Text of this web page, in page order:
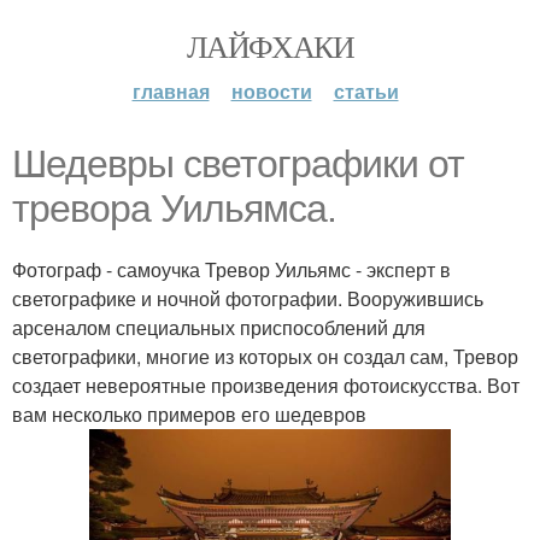
ЛАЙФХАКИ
главная новости статьи
Шедевры светографики от
тревора Уильямса.
Фотограф - самоучка Тревор Уильямс - эксперт в
светографике и ночной фотографии. Вооружившись
арсеналом специальных приспособлений для
светографики, многие из которых он создал сам, Тревор
создает невероятные произведения фотоискусства. Вот
вам несколько примеров его шедевров